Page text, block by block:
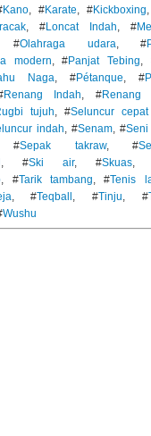
Kano, #Karate , #Kickboxing
, #Loncat Indah , #
#Olahraga udara , #
modern , #Panjat Tebing ,
Naga , #Pétanque , #
Renang Indah , #Renang
tujuh , #Seluncur
indah , #Senam , #
#Sepak takraw, #
, #Ski air, #Skuas,
, #Tarik tambang , #Tenis
, #Teqball , #Tinju , #
Wushu